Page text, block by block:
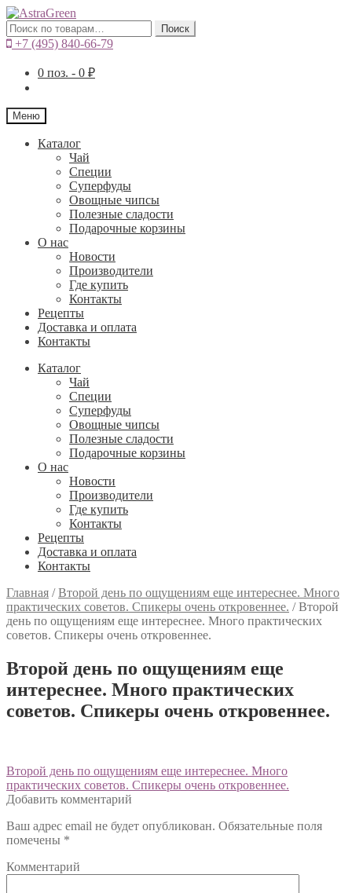
Искать: Поиск
+7 (495) 840-66-79
0 поз. - 0 ₽
Меню
Каталог
Чай
Специи
Cуперфуды
Овощные чипсы
Полезные сладости
Подарочные корзины
О нас
Новости
Производители
Где купить
Контакты
Рецепты
Доставка и оплата
Контакты
Каталог
Чай
Специи
Cуперфуды
Овощные чипсы
Полезные сладости
Подарочные корзины
О нас
Новости
Производители
Где купить
Контакты
Рецепты
Доставка и оплата
Контакты
Главная /Второй день по ощущениям еще интереснее. Много
практических советов. Спикеры очень откровеннее. /Второй
день по ощущениям еще интереснее. Много практических
советов. Спикеры очень откровеннее.
Второй день по ощущениям еще
интереснее. Много практических
советов. Спикеры очень откровеннее.
Навигация
по
Предыдущий:
Второй день по ощущениям еще интереснее. Много
практических советов. Спикеры очень откровеннее.
Добавить комментарий
Ваш адрес email не будет опубликован. Обязательные поля
помечены *
Комментарий